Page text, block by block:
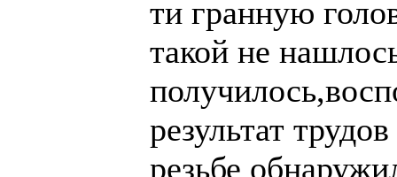
ти гранную
такой не
результат трудов
резьбе